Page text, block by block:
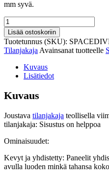
mm syvä.
Joustava
tilanjakaja
teollisella
viimeistelyllä
määrä
Lisää ostoskoriin
Tuotetunnus (SKU):
Tilanjakaja Avainsanat tuotteelle
Kuvaus
Lisätiedot
Kuvaus
Joustava tilanjakaja teollisella
tilanjakaja: Sisustus on helppoa
Ominaisuudet:
Kevyt ja yhdistetty: Paneelit
avulla luoden minkä tahansa